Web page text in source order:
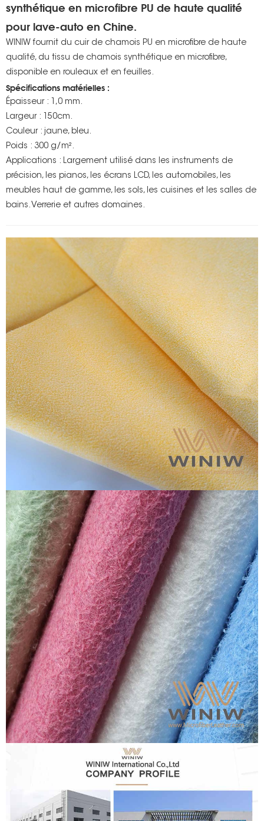
synthétique en microfibre PU de haute qualité
pour lave-auto en Chine.
WINIW fournit du cuir de chamois PU en microfibre de haute
qualité, du tissu de chamois synthétique en microfibre,
disponible en rouleaux et en feuilles.
Spécifications matérielles :
Épaisseur : 1,0 mm.
Largeur : 150cm.
Couleur : jaune, bleu.
Poids : 300 g/m².
Applications : Largement utilisé dans les instruments de
précision, les pianos, les écrans LCD, les automobiles, les
meubles haut de gamme, les sols, les cuisines et les salles de
bains. Verrerie et autres domaines.